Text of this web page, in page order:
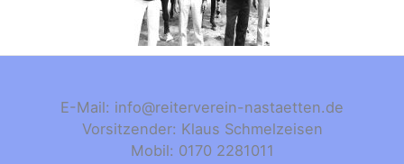
E-Mail: info@reiterverein-nastaetten.de
Vorsitzender: Klaus Schmelzeisen
Mobil: 0170 2281011